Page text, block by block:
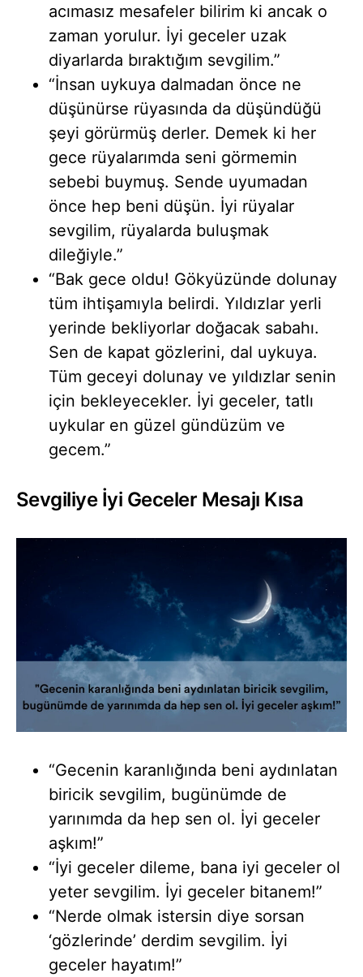
acımasız mesafeler bilirim ki ancak o
zaman yorulur. İyi geceler uzak
diyarlarda bıraktığım sevgilim.”
“İnsan uykuya dalmadan önce ne
düşünürse rüyasında da düşündüğü
şeyi görürmüş derler. Demek ki her
gece rüyalarımda seni görmemin
sebebi buymuş. Sende uyumadan
önce hep beni düşün. İyi rüyalar
sevgilim, rüyalarda buluşmak
dileğiyle.”
“Bak gece oldu! Gökyüzünde dolunay
tüm ihtişamıyla belirdi. Yıldızlar yerli
yerinde bekliyorlar doğacak sabahı.
Sen de kapat gözlerini, dal uykuya.
Tüm geceyi dolunay ve yıldızlar senin
için bekleyecekler. İyi geceler, tatlı
uykular en güzel gündüzüm ve
gecem.”
Sevgiliye İyi Geceler Mesajı Kısa
“Gecenin karanlığında beni aydınlatan
biricik sevgilim, bugünümde de
yarınımda da hep sen ol. İyi geceler
aşkım!”
“İyi geceler dileme, bana iyi geceler ol
yeter sevgilim. İyi geceler bitanem!”
“Nerde olmak istersin diye sorsan
‘gözlerinde’ derdim sevgilim. İyi
geceler hayatım!”